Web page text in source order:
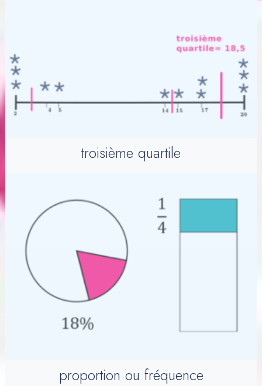
troisième quartile
proportion ou fréquence